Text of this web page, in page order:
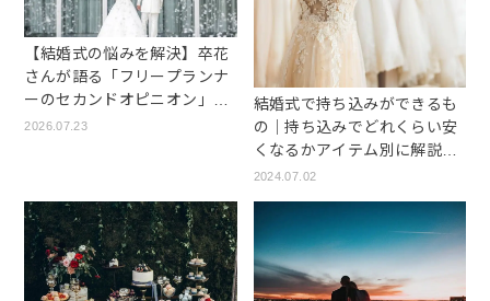
【結婚式の悩みを解決】卒花
さんが語る「フリープランナ
ーのセカンドオピニオン」の
魅力
2026.07.23
結婚式で持ち込みができるも
の｜持ち込みでどれくらい安
くなるかアイテム別に解説し
ます
2024.07.02